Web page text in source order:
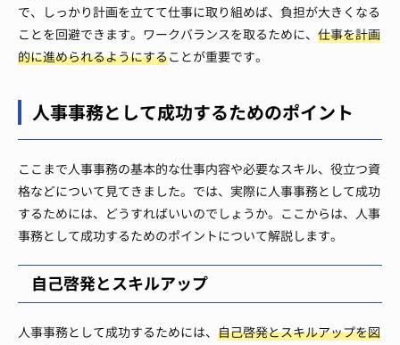
で、しっかり計画を立てて仕事に取り組めば、負担が大きくなる
ことを回避できます。ワークバランスを取るために、 仕事を計画
的に進められるようにすることが重要です。
人事事務として成功するためのポイント
ここまで人事事務の基本的な仕事内容や必要なスキル、役立つ資
格などについて見てきました。では、実際に人事事務として成功
するためには、どうすればいいのでしょうか。ここからは、人事
事務として成功するためのポイントについて解説します。
自己啓発とスキルアップ
人事事務として成功するためには、 自己啓発とスキルアップを図